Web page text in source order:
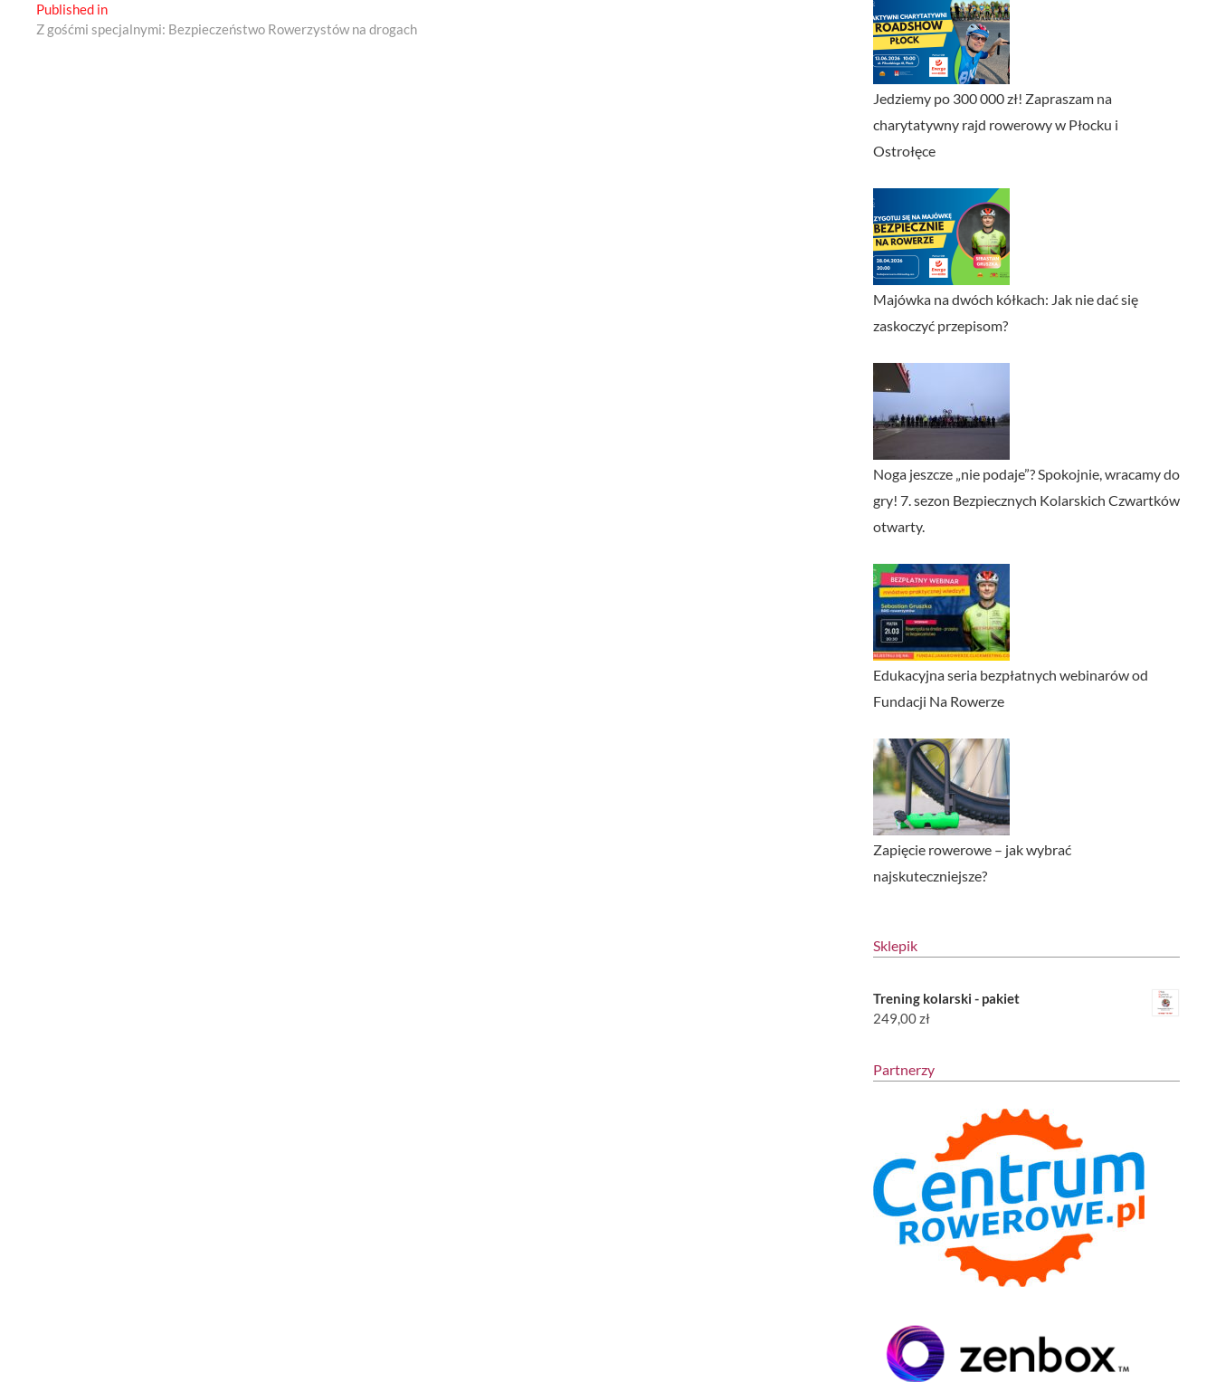
Nawigacja
wpisu
Published in
Z gośćmi specjalnymi: Bezpieczeństwo Rowerzystów na drogach
Jedziemy po 300 000 zł! Zapraszam na
charytatywny rajd rowerowy w Płocku i
Ostrołęce
Majówka na dwóch kółkach: Jak nie dać się
zaskoczyć przepisom?
Noga jeszcze „nie podaje”? Spokojnie, wracamy do
gry! 7. sezon Bezpiecznych Kolarskich Czwartków
otwarty.
Edukacyjna seria bezpłatnych webinarów od
Fundacji Na Rowerze
Zapięcie rowerowe – jak wybrać
najskuteczniejsze?
Sklepik
Trening kolarski - pakiet
249,00zł
Partnerzy